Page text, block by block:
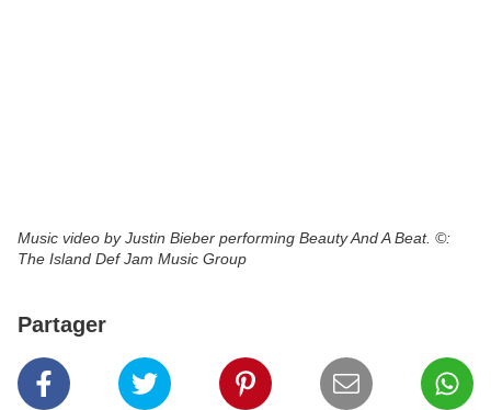
Music video by Justin Bieber performing Beauty And A Beat. ©:
The Island Def Jam Music Group
Partager